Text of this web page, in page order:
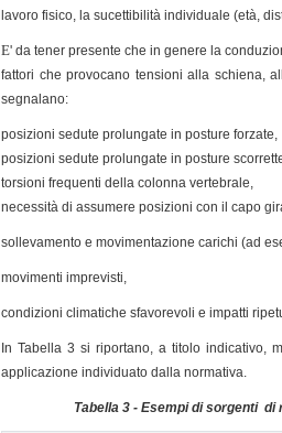
lavoro fisico, la sucettibilità individuale (età,
E' da tener presente che in genere la
fattori che provocano tensioni alla schiena,
segnalano:
posizioni sedute prolungate in posture forzate,
posizioni sedute prolungate in posture
torsioni frequenti della colonna vertebrale,
necessità di assumere posizioni con il capo
sollevamento e movimentazione carichi (ad
movimenti imprevisti,
condizioni climatiche sfavorevoli e impatti
In Tabella 3 si riportano, a titolo indicativo,
applicazione individuato dalla normativa.
Tabella 3 - Esempi di sorgenti